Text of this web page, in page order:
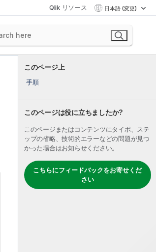
Qlik リソース 日本語 (変更)
このページ上
手順
このページは役に立ちましたか?
このページまたはコンテンツにタイポ、ステ
ップの省略、技術的エラーなどの問題が見つ
かった場合はお知らせください。
こちらにフィードバックをお寄せくだ
さい